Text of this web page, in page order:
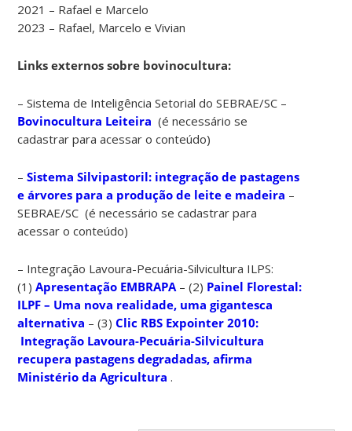
2021 – Rafael e Marcelo
2023 – Rafael, Marcelo e Vivian
Links externos sobre bovinocultura:
– Sistema de Inteligência Setorial do SEBRAE/SC –
Bovinocultura Leiteira (é necessário se
cadastrar para acessar o conteúdo)
–Sistema Silvipastoril: integração de pastagens
e árvores para a produção de leite e madeira –
SEBRAE/SC (é necessário se cadastrar para
acessar o conteúdo)
– Integração Lavoura-Pecuária-Silvicultura ILPS:
(1)Apresentação EMBRAPA – (2) Painel Florestal:
ILPF – Uma nova realidade, uma gigantesca
alternativa – (3)Clic RBS Expointer 2010:
Integração Lavoura-Pecuária-Silvicultura
recupera pastagens degradadas, afirma
Ministério da Agricultura .